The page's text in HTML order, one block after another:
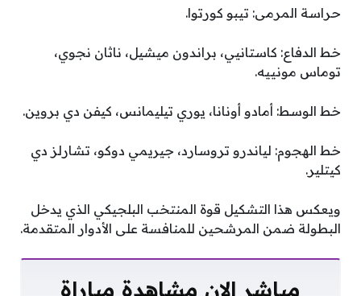
حراسة المرمى: تيبو كورتوا.
خط الدفاع: كاستانيي، براندون ميشيل، ناثان نجوي،
توماس مونييه.
خط الوسط: أمادو أونانا، يوري تيليمانس، كيفن دي بروين.
خط الهجوم: لياندرو تروسارد، جيريمي دوكو، تشارلز دي
كيتلير.
ويعكس هذا التشكيل قوة المنتخب البلجيكي الذي يدخل
البطولة ضمن المرشحين للمنافسة على الأدوار المتقدمة.
مباشر الان مشاهدة مباراة